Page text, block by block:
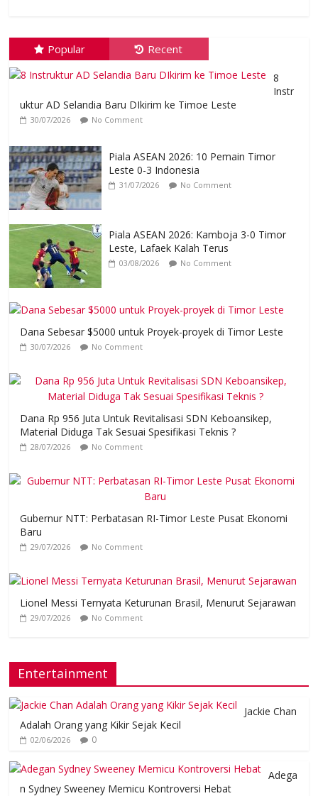
Popular Recent
8
Instr
uktur AD Selandia Baru DIkirim ke Timoe Leste
30/07/2026 No Comment
Piala ASEAN 2026: 10 Pemain Timor
Leste 0-3 Indonesia
31/07/2026 No Comment
Piala ASEAN 2026: Kamboja 3-0 Timor
Leste, Lafaek Kalah Terus
03/08/2026 No Comment
Dana Sebesar $5000 untuk Proyek-proyek di Timor Leste
30/07/2026 No Comment
Dana Rp 956 Juta Untuk Revitalisasi SDN Keboansikep,
Material Diduga Tak Sesuai Spesifikasi Teknis ?
28/07/2026 No Comment
Gubernur NTT: Perbatasan RI-Timor Leste Pusat Ekonomi
Baru
29/07/2026 No Comment
Lionel Messi Ternyata Keturunan Brasil, Menurut Sejarawan
29/07/2026 No Comment
Entertainment
Jackie Chan
Adalah Orang yang Kikir Sejak Kecil
02/06/2026 0
Adega
n Sydney Sweeney Memicu Kontroversi Hebat